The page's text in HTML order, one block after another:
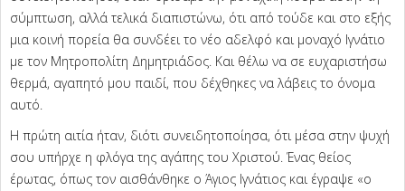
σύμπτωση, αλλά τελικά διαπιστώνω, ότι από τούδε και στο εξής
μια κοινή πορεία θα συνδέει το νέο αδελφό και μοναχό Ιγνάτιο
με τον Μητροπολίτη Δημητριάδος. Και θέλω να σε ευχαριστήσω
θερμά, αγαπητό μου παιδί, που δέχθηκες να λάβεις το όνομα
αυτό.
Η πρώτη αιτία ήταν, διότι συνειδητοποίησα, ότι μέσα στην ψυχή
σου υπήρχε η φλόγα της αγάπης του Χριστού. Ένας θείος
έρωτας, όπως τον αισθάνθηκε ο Άγιος Ιγνάτιος και έγραψε «ο